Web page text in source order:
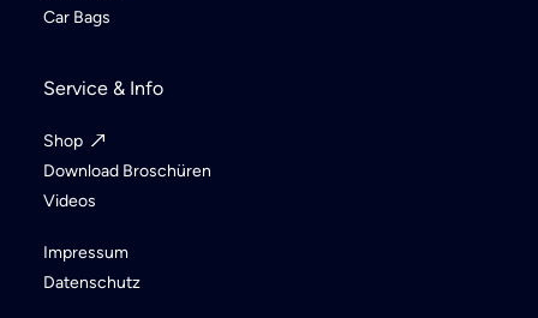
Car Bags
Service & Info
Shop
Download Broschüren
Videos
Impressum
Datenschutz